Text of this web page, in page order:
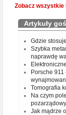
Zobacz wszystkie
Artykuły
Gdzie
Szybka
naprawdę
Porsche
Tomografia
Na czym
Jak mądrze